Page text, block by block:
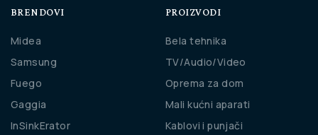
BRENDOVI
Midea
Samsung
Fuego
Gaggia
InSinkErator
PROIZVODI
Bela tehnika
TV/Audio/Video
Oprema za dom
Mali kućni aparati
Kablovi i punjači